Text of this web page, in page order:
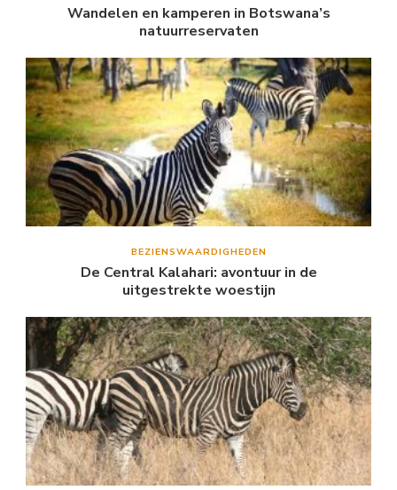
Wandelen en kamperen in Botswana’s
natuurreservaten
BEZIENSWAARDIGHEDEN
De Central Kalahari: avontuur in de
uitgestrekte woestijn